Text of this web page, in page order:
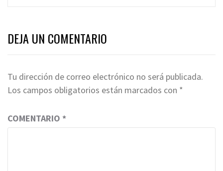
DEJA UN COMENTARIO
Tu dirección de correo electrónico no será publicada.
Los campos obligatorios están marcados con *
COMENTARIO *